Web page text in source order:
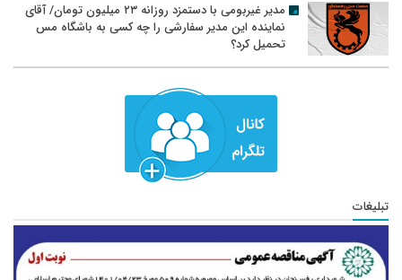
مدیر غیربومی با دستمزد روزانه ۲۳ میلیون تومان/ آقای
نماینده این مدیر سفارشی را چه کسی به باشگاه مس
تحمیل کرد؟
تبلیغات